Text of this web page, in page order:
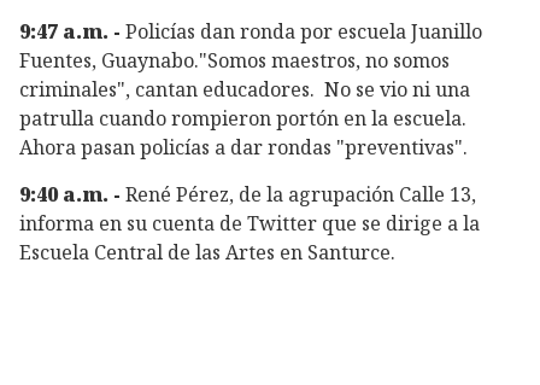
9:47 a.m. - Policías dan ronda por escuela Juanillo
Fuentes, Guaynabo."Somos maestros, no somos
criminales", cantan educadores. No se vio ni una
patrulla cuando rompieron portón en la escuela.
Ahora pasan policías a dar rondas "preventivas".
9:40 a.m. - René Pérez, de la agrupación Calle 13,
informa en su cuenta de Twitter que se dirige a la
Escuela Central de las Artes en Santurce.